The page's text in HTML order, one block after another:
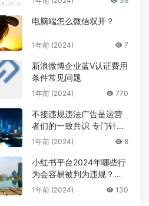
电脑端怎么微信双开？
1年前 (2024) 7
新浪微博企业蓝V认证费用
条件常见问题
1年前 (2024) 770
不接违规违法广告是运营
者们的一致共识 专门针对
公众号号主的广告骗局
1年前 (2024) 8
小红书平台2024年哪些行
为会容易被判为违规？来
避坑
1年前 (2024) 130